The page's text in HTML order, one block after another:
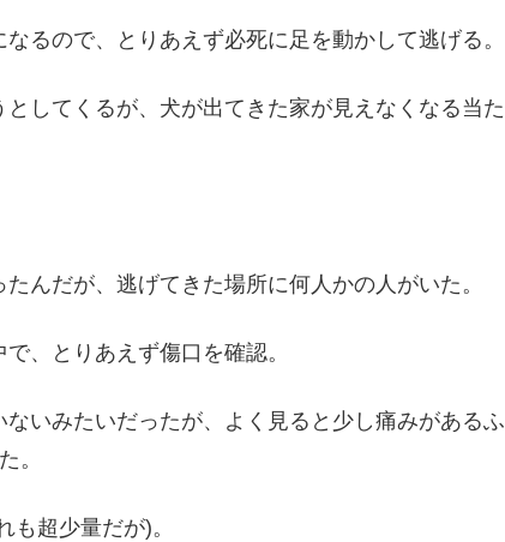
るので、とりあえず必死に足を動かして逃げる。
してくるが、犬が出てきた家が見えなくなる当た
んだが、逃げてきた場所に何人かの人がいた。
、とりあえず傷口を確認。
いみたいだったが、よく見ると少し痛みがあるふ
。
も超少量だが)。